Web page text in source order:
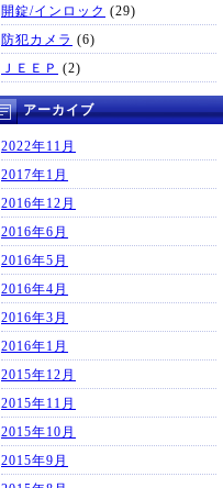
開錠/インロック (29)
防犯カメラ (6)
ＪＥＥＰ (2)
アーカイブ
2022年11月
2017年1月
2016年12月
2016年6月
2016年5月
2016年4月
2016年3月
2016年1月
2015年12月
2015年11月
2015年10月
2015年9月